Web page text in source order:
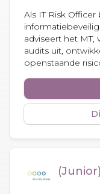
Als IT Risk
adviseert het MT,
audits uit,
openstaande